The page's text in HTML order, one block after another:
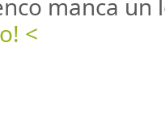
manca un
<